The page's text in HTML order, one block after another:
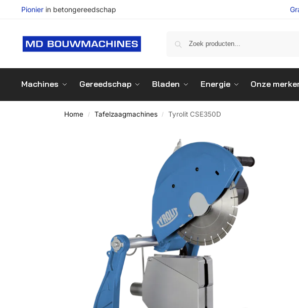
Pionierin betongereedschap
Machines Gereedschap Bladen Energie Onze
Home / Tafelzaagmachines / Tyrolit CSE350D